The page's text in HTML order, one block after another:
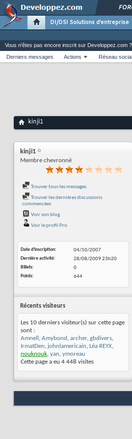
DI/DSI Solutions d'entreprise
Vous n'êtes pas encore inscrit sur Developpez.com ?
Derniers messages
Actions Réseau social
kinji1
kinji1
Membre chevronné
Trouver tous les messages
Trouver les dernières discussions
commencées
Voir son blog
Voir le profil Pro
Date d'inscription
04/10/2007
Dernière activité
28/08/200923h20
Billets
0
Points
644
Récents visiteurs
Les 10 derniers visiteur(s) sur cette page
sont :
Amnell , Amybond , archer, gbdivers,
IrmatDen, johnlamericain, Léa REYX,
nouknouk, yan, ymoreau
Cette page a eu 4 448 visites